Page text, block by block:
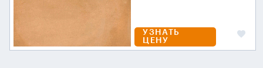
УЗНАТЬ
ЦЕНУ